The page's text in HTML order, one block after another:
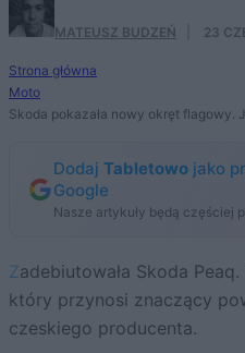
MATEUSZ BUDZEŃ 23
Strona główna
Moto
Skoda pokazała nowy okręt flagowy.
Dodaj Tabletowo jako
Google
Nasze artykuły będą częściej
Zadebiutowała Skoda Peaq. To duży, elektryczny SUV,
który przynosi znaczący
czeskiego producenta.